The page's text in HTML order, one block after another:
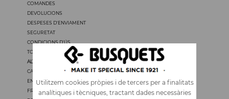
Utilitzem cookies pròpies i de tercers per a finalitats
analítiques i tècniques, tractant dades necessàries
COMANDES
DEVOLUCIONS
DESPESES D'ENVIAMENT
SEGURETAT
CONDICIONS D'ÚS
TOTS ELS PREUS TENEN IVA
ALTRES IDIOMES
CASTELLANO
ENGLISH
FRANÇAIS